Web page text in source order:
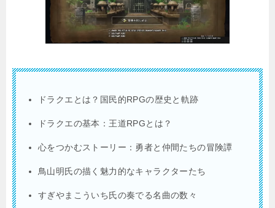
ドラクエとは？国民的RPGの歴史と軌跡
ドラクエの基本：王道RPGとは？
心をつかむストーリー：勇者と仲間たちの冒険譚
鳥山明氏の描く魅力的なキャラクターたち
すぎやまこういち氏の奏でる名曲の数々